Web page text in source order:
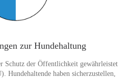
zur Hundehaltung
Schutz der Öffentlichkeit gewährleistet
Hundehaltende haben sicherzustellen,